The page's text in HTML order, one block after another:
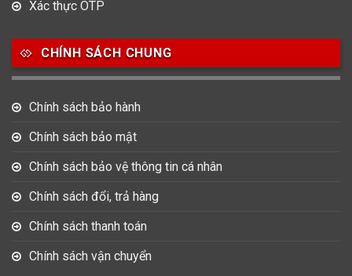
Xác thực OTP
CHÍNH SÁCH CHUNG
Chính sách bảo hành
Chính sách bảo mật
Chính sách bảo vệ thông tin cá nhân
Chính sách đổi, trả hàng
Chính sách thanh toán
Chính sách vận chuyển